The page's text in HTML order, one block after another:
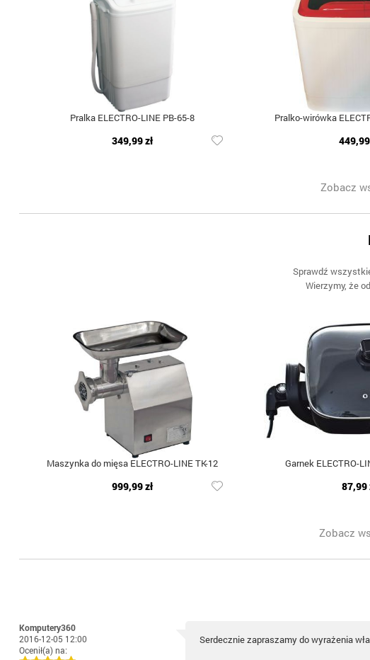
Pralka ELECTRO-LINE PB-65-8
349,99 zł
Pralko-wirówka
449,99
Zobacz
Sprawdź
Wierzymy, że
Maszynka do mięsa ELECTRO-LINE TK-12
999,99 zł
Garnek ELECTRO-
87,99
Zobacz
Komputery360
2016-12-05 12:00
Ocenił(a) na:
Serdecznie zapraszamy do wyrażenia